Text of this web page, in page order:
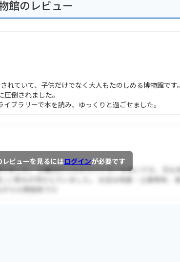
館のレビュー
れていて、子供だけでなく大人もたのしめる博物館です。
倒されました。
ブラリーで本を読み、ゆっくりと過ごせました。
レビューを見るにはログインが必要です